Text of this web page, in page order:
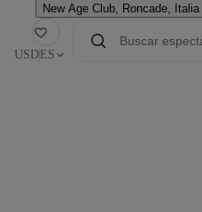
New Age Club Roncade, Italia
USD ES